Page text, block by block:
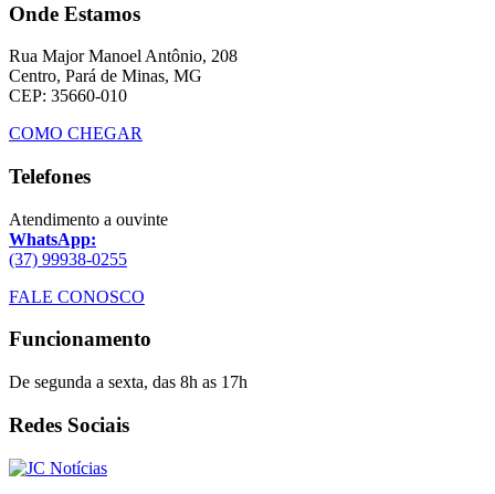
Onde Estamos
Rua Major Manoel Antônio, 208
Centro, Pará de Minas, MG
CEP: 35660-010
COMO CHEGAR
Telefones
Atendimento a ouvinte
WhatsApp:
(37) 99938-0255
FALE CONOSCO
Funcionamento
De segunda a sexta, das 8h as 17h
Redes Sociais